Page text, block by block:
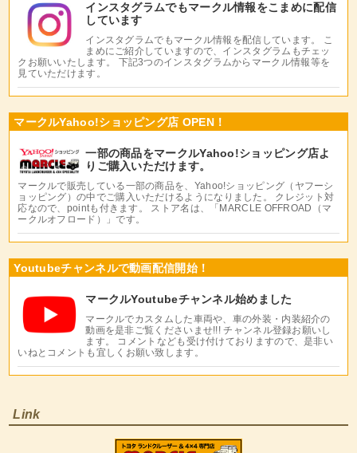
インスタグラムでもマークル情報をこまめに配信
しています
インスタグラムでもマークル情報を配信しています。 こ
まめにご紹介していますので、インスタグラムもチェッ
クお願いいたします。 下記3つのインスタグラムからマークル情報等を
見ていただけます。
マークルYahoo!ショッピング店 OPEN！
一部の商品をマークルYahoo!ショッピング店よ
りご購入いただけます。
マークルで販売している一部の商品を、Yahoo!ショッピング（ヤフーシ
ョッピング）の中でご購入いただけるようになりました。 クレジット対
応なので、pointも付きます。 ストア名は、「MARCLE OFFROAD（マ
ークルオフロード）」です。
Youtubeチャンネルで動画配信開始！
マークルYoutubeチャンネル始めました
マークルでカスタムした車両や、車の外装・内装紹介の
動画を是非ご覧くださいませ!!! チャンネル登録お願いし
ます。 コメントなども受け付けておりますので、是非い
いねとコメントも宜しくお願い致します。
Link